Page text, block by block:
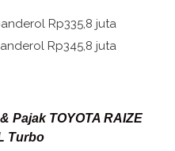
Rp335,8 juta
Rp345,8 juta
Pajak TOYOTA RAIZE
Turbo